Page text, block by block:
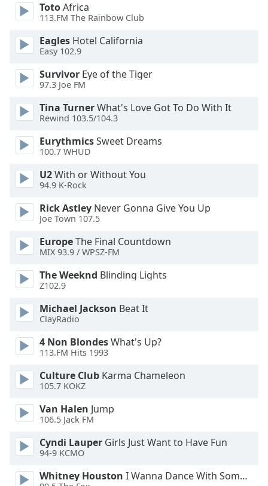
Text
Background
Color
Opacity
Caption
Background
Color
Size
Text
Edge
Style
Font
Family
Reset
Close
Modal
End
dialog
window.
TotoAfrica
113.FM The Rainbow Club
Eagles Hotel California
Easy 102.9
Survivor Eye of the Tiger
97.3 Joe FM
Tina TurnerWhat's Love Got To Do With It
Rewind 103.5/104.3
EurythmicsSweet Dreams
100.7 WHUD
U2With or Without You
94.9 K-Rock
Rick Astley Never Gonna Give You Up
Joe Town 107.5
EuropeThe Final Countdown
MIX 93.9 / WPSZ-FM
The Weeknd Blinding Lights
Z102.9
Michael Jackson Beat It
ClayRadio
4 Non BlondesWhat's Up?
113.FM Hits 1993
Culture Club Karma Chameleon
105.7 KOKZ
Van Halen Jump
106.5 Jack FM
Cyndi Lauper Girls Just Want to Have Fun
94-9 KCMO
Whitney Houston I Wanna Dance With Somebody